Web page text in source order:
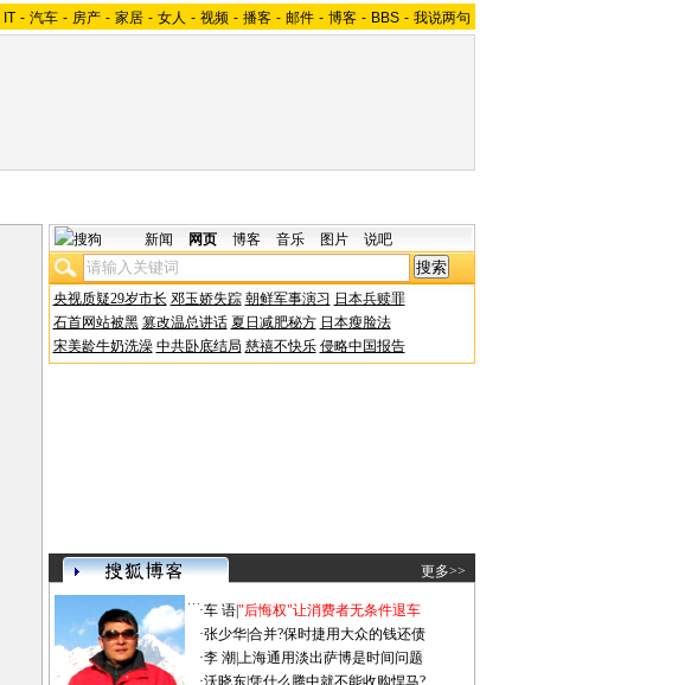
IT - 汽车 - 房产 - 家居 - 女人 - 视频 - 播客 - 邮件 - 博客 - BBS - 我说两句
新闻 网页 博客 音乐 图片 说吧
央视质疑29岁市长 邓玉娇失踪 朝鲜军事演习 日本兵赎罪
石首网站被黑 篡改温总讲话 夏日减肥秘方 日本瘦脸法
宋美龄牛奶洗澡 中共卧底结局 慈禧不快乐 侵略中国报告
更多>>
·车 语|"后悔权"让消费者无条件退车
·张少华|合并?保时捷用大众的钱还债
·李 潮 上海通用淡出萨博是时间问题
·沃晓东|凭什么腾中就不能收购悍马?